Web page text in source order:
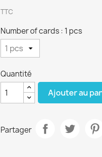
TTC
Number of cards : 1 pcs
Quantité
Ajouter au
Partager